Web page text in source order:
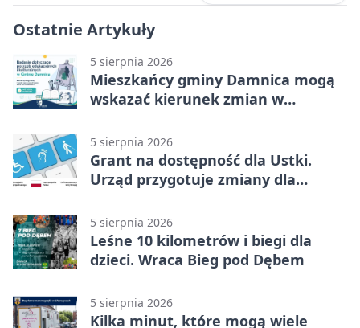
Ostatnie Artykuły
5 sierpnia 2026
Mieszkańcy gminy Damnica mogą
wskazać kierunek zmian w
5 sierpnia 2026
Grant na dostępność dla Ustki.
Urząd przygotuje zmiany dla
5 sierpnia 2026
Leśne 10 kilometrów i biegi dla
dzieci. Wraca Bieg pod Dębem
5 sierpnia 2026
Kilka minut, które mogą wiele